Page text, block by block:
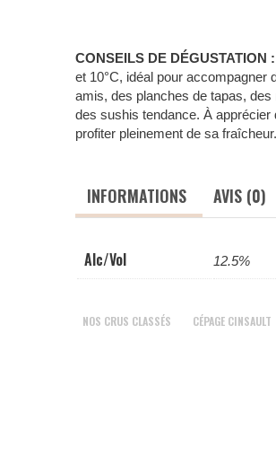
CONSEILS DE DÉGUSTATION :
et 10°C, idéal pour accompagner
amis, des planches de tapas, des
des sushis tendance. À apprécier
profiter pleinement de sa fraîcheur.
INFORMATIONS AVIS (0)
Alc/Vol 12.5%
NOS CRUS CLASSÉS CÉPAGE CINSAULT